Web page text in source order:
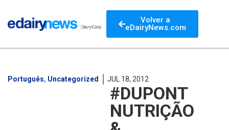
Volver a
eDairyNews.com
Português, Uncategorized JUL 18, 2012
#DUPONT
NUTRIÇÃO